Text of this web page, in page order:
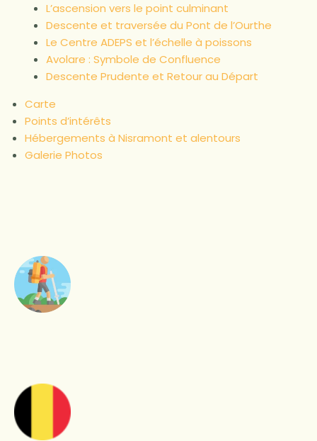
L’ascension vers le point culminant
Descente et traversée du Pont de l’Ourthe
Le Centre ADEPS et l’échelle à poissons
Avolare : Symbole de Confluence
Descente Prudente et Retour au Départ
Carte
Points d’intérêts
Hébergements à Nisramont et alentours
Galerie Photos